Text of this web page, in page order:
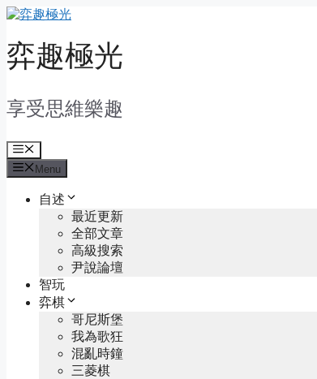
Skip
content
弈趣極光
享受思維樂趣
Menu
Menu
自述
最近更新
全部文章
高級搜索
尹說論壇
智玩
弈棋
哥尼斯堡
我為歌狂
混亂時鐘
三菱棋